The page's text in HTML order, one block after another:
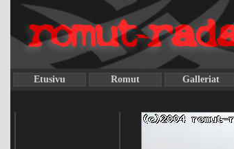
Etusivu Romut Galleriat